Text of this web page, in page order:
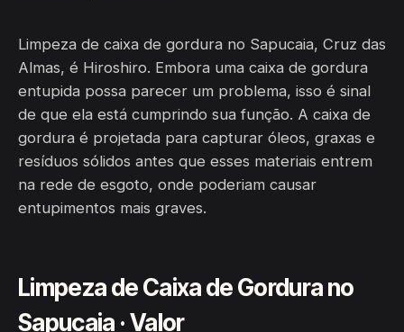
Limpeza de caixa de gordura no Sapucaia, Cruz das
Almas, é Hiroshiro. Embora uma caixa de gordura
entupida possa parecer um problema, isso é sinal
de que ela está cumprindo sua função. A caixa de
gordura é projetada para capturar óleos, graxas e
resíduos sólidos antes que esses materiais entrem
na rede de esgoto, onde poderiam causar
entupimentos mais graves.
Limpeza de Caixa de Gordura no
Sapucaia · Valor